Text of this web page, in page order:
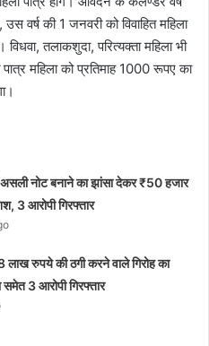
वर्ष की 1 जनवरी को विवाहित महिला
तलाकशुदा, परित्यक्ता महिला भी
महिला को प्रतिमाह 1000 रूपए का
नोट बनाने का झांसा देकर ₹50 हजार
3 आरोपी गिरफ्तार
रुपये की ठगी करने वाले गिरोह का
समेत 3 आरोपी गिरफ्तार